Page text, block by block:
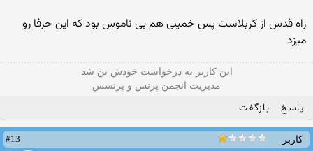
راه قدس از کربلاست پس خمینی هم بی ناموس بود که این حرفا رو
میزد
این كاربر به درخواست خودش بن شد
مدیریت انجمن پرنس و پرنسس
پاسخ بازگفت
کاربر
#13